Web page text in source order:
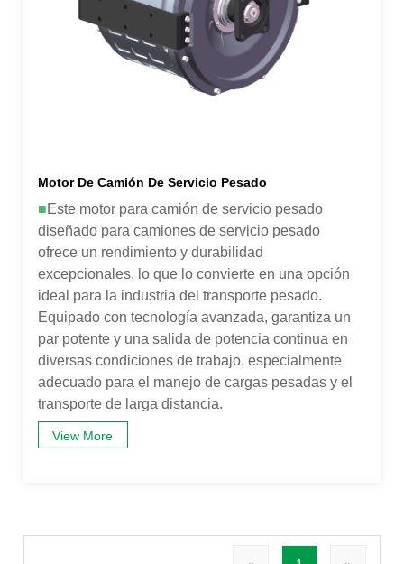
Motor De Camión De Servicio Pesado
■Este motor para camión de servicio pesado
diseñado para camiones de servicio pesado
ofrece un rendimiento y durabilidad
excepcionales, lo que lo convierte en una opción
ideal para la industria del transporte pesado.
Equipado con tecnología avanzada, garantiza un
par potente y una salida de potencia continua en
diversas condiciones de trabajo, especialmente
adecuado para el manejo de cargas pesadas y el
transporte de larga distancia.
View More